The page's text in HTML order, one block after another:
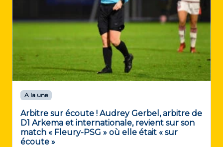
A la une
Arbitre sur écoute ! Audrey Gerbel, arbitre de
D1 Arkema et internationale, revient sur son
match « Fleury-PSG » où elle était « sur
écoute »